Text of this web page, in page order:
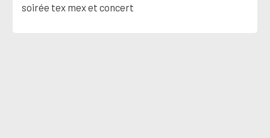
soirée tex mex et concert